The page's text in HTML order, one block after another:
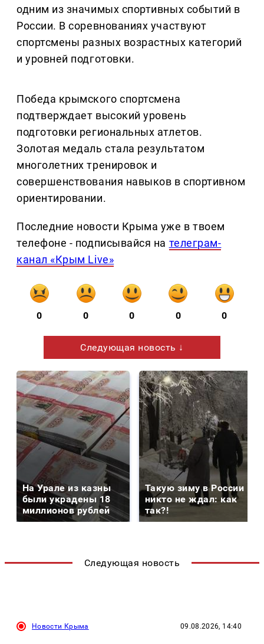
одним из значимых спортивных событий в
России. В соревнованиях участвуют
спортсмены разных возрастных категорий
и уровней подготовки.
Победа крымского спортсмена
подтверждает высокий уровень
подготовки региональных атлетов.
Золотая медаль стала результатом
многолетних тренировок и
совершенствования навыков в спортивном
ориентировании.
Последние новости Крыма уже в твоем
телефоне - подписывайся на телеграм-
канал «Крым Live»
0 0 0 0 0
Следующая новость ↓
На Урале из казны
были украдены 18
миллионов рублей
Такую зиму в России
никто не ждал: как
так?!
Следующая новость
Новости Крыма 09.08.2026, 14:40